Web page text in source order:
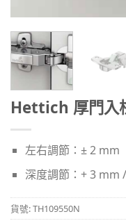
Hettich 厚門入
左右調節：± 2 mm
深度調節：+ 3 mm
貨號:TH109550N